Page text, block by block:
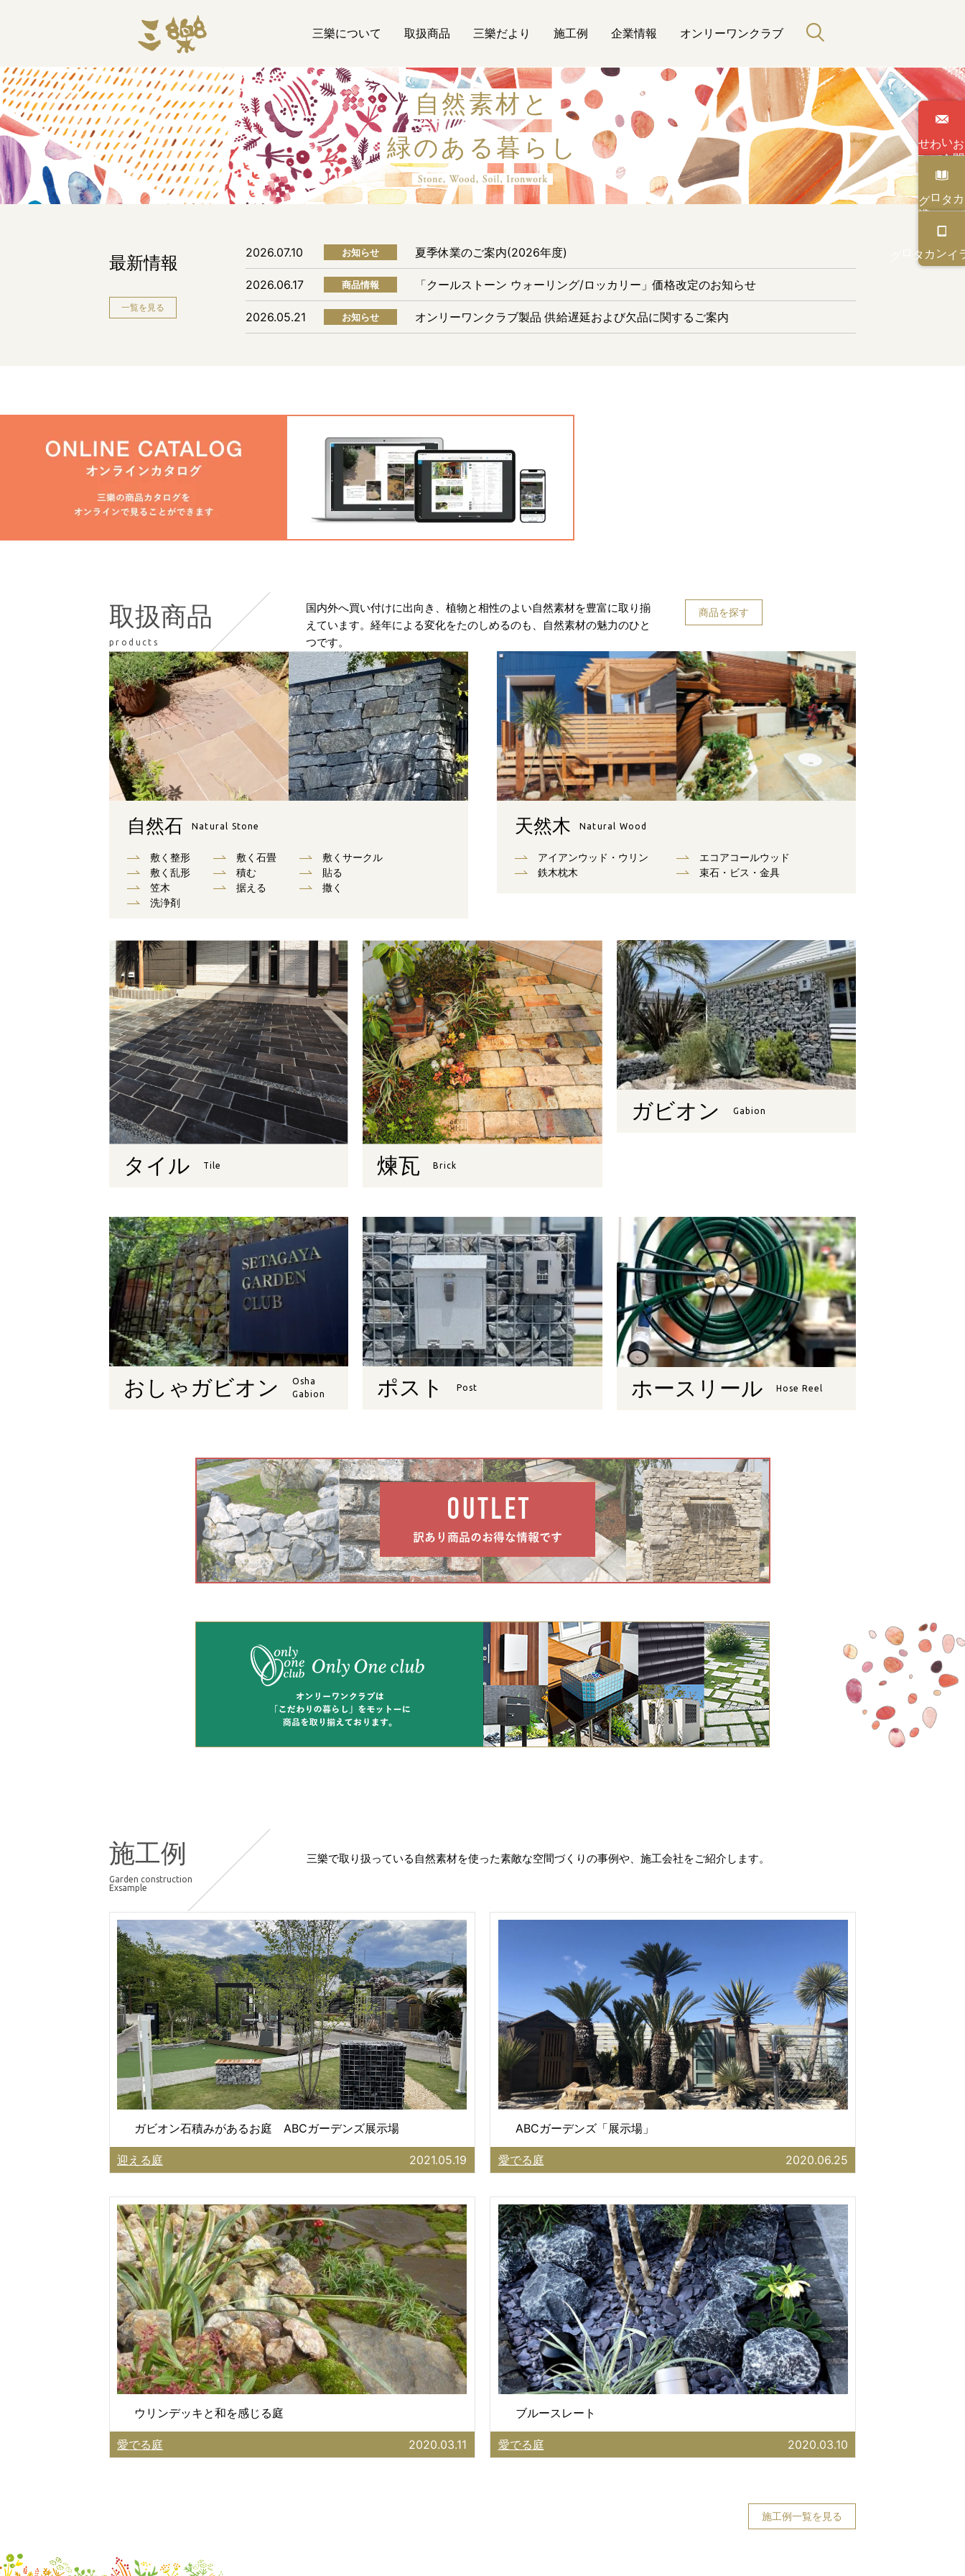
い
わせ
カタログ
オンライン
三樂について 取扱商品 三樂だより 施工例 企業情報 オンリーワンクラブ
自然素材と
緑のある暮らし
最新情報
一覧を見る
2026.07.10 お知らせ 夏季休業のご案内(2026年度)
2026.06.17 商品情報 「クールストーン ウォーリング/ロッカリー」価格改定のお知らせ
2026.05.21 お知らせ オンリーワンクラブ製品 供給遅延および欠品に関するご案内
取扱商品
products
国内外へ買い付けに出向き、植物と相性のよい自然素材を豊富に取り揃
えています。経年による変化をたのしめるのも、自然素材の魅力のひと
つです。
商品を探す
自然石 Natural Stone
敷く整形 敷く石畳
敷くサークル
敷く乱形
積む
貼る
笠木
据える
撒く
洗浄剤
天然木 Natural Wood
アイアンウッド・ウリン
エコアコールウッド
鉄木枕木
束⽯・ビス・⾦具
タイル Tile 煉瓦 Brick
ガビオン Gabion
おしゃガビオン
Osha
Gabion
ポスト Post ホースリール Hose Reel
施工例
Garden construction
Exsample
三樂で取り扱っている自然素材を使った素敵な空間づくりの事例や、施工会社をご紹介します。
ガビオン石積みがあるお庭 ABCガーデンズ展示場
迎える庭 2021.05.19
ABCガーデンズ「展示場」
愛でる庭 2020.06.25
ウリンデッキと和を感じる庭
愛でる庭 2020.03.11
ブルースレート
愛でる庭 2020.03.10
施工例一覧を見る